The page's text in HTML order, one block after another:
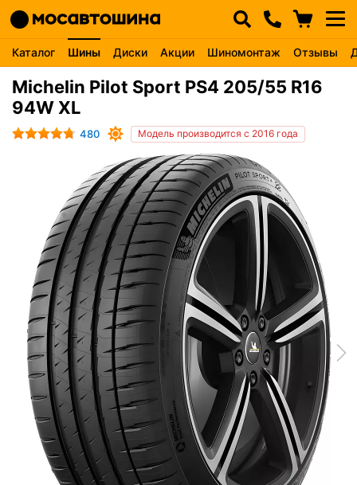
Каталог Шины Диски Акции Шиномонтаж Отзывы
Michelin Pilot Sport PS4 205/55 R16
94W XL
480 Модель производится с 2016 года